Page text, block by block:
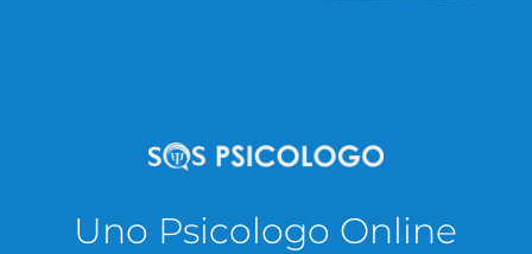
Uno Psicologo Online